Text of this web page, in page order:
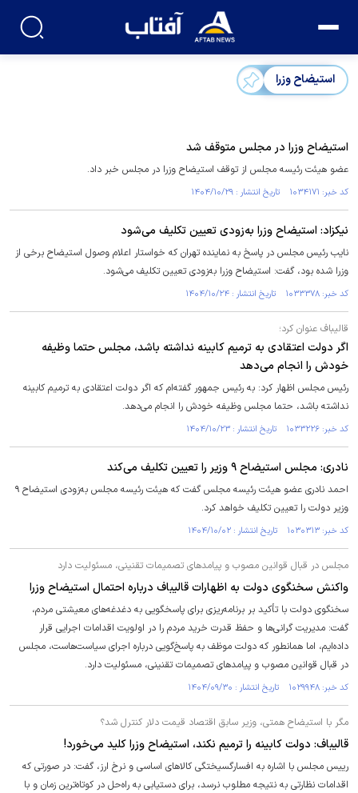
استیضاح وزرا
استیضاح وزرا در مجلس متوقف شد
عضو هیئت رئیسه مجلس از توقف استیضاح وزرا در مجلس خبر داد.
کد خبر: ۱۰۳۴۱۷۱ تاریخ انتشار : ۱۴۰۴/۱۰/۲۹
نیکزاد: استیضاح وزرا به‌زودی تعیین تکلیف می‌شود
نایب رئیس مجلس در پاسخ به نماینده تهران که خواستار اعلام وصول استیضاح برخی از
وزرا شده بود، گفت: استیضاح وزرا به‌زودی تعیین تکلیف می‌شود.
کد خبر: ۱۰۳۳۳۷۸ تاریخ انتشار : ۱۴۰۴/۱۰/۲۴
قالیباف عنوان کرد؛
اگر دولت اعتقادی به ترمیم کابینه نداشته باشد، مجلس حتما وظیفه
خودش را انجام می‌دهد
رئیس مجلس اظهار کرد: به رئیس جمهور گفته‌ام که اگر دولت اعتقادی به ترمیم کابینه
نداشته باشد، حتما مجلس وظیفه خودش را انجام می‌دهد.
کد خبر: ۱۰۳۳۲۲۶ تاریخ انتشار : ۱۴۰۴/۱۰/۲۳
نادری: مجلس استیضاح ۹ وزیر را تعیین تکلیف می‌کند
احمد نادری عضو هیئت رئیسه مجلس گفت که هیئت رئیسه مجلس به‌زودی استیضاح ۹
وزیر دولت را تعیین تکلیف خواهد کرد.
کد خبر: ۱۰۳۰۳۱۳ تاریخ انتشار : ۱۴۰۴/۱۰/۰۲
مجلس در قبال قوانین مصوب و پیامد‌های تصمیمات تقنینی، مسئولیت دارد
واکنش سخنگوی دولت به اظهارات قالیباف درباره احتمال استیضاح وزرا
سخنگوی دولت با تأکید بر برنامه‌ریزی برای پاسخگویی به دغدغه‌های معیشتی مردم،
گفت: مدیریت گرانی‌ها و حفظ قدرت خرید مردم را در اولویت اقدامات اجرایی قرار
داده‌ایم، اما همانطور که دولت موظف به پاسخ‌گویی درباره اجرای سیاست‌هاست، مجلس
در قبال قوانین مصوب و پیامد‌های تصمیمات تقنینی، مسئولیت دارد.
کد خبر: ۱۰۲۹۹۴۸ تاریخ انتشار : ۱۴۰۴/۰۹/۳۰
مگر با استیضاح همتی، وزیر سابق اقتصاد قیمت دلار کنترل شد؟
قالیباف: دولت کابینه را ترمیم نکند، استیضاح وزرا کلید می‌خورد!
رییس مجلس با اشاره به افسارگسیختگی کالا‌های اساسی و نرخ ارز، گفت: در صورتی که
اقدامات نظارتی به نتیجه مطلوب نرسد، برای دستیابی به راه‌حل در کوتاه‌ترین زمان و با